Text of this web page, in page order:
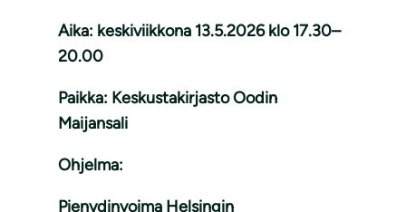
Aika: keskiviikkona 13.5.2026 klo 17.30–
20.00
Paikka: Keskustakirjasto Oodin
Maijansali
Ohjelma:
Pienydinvoima Helsingin